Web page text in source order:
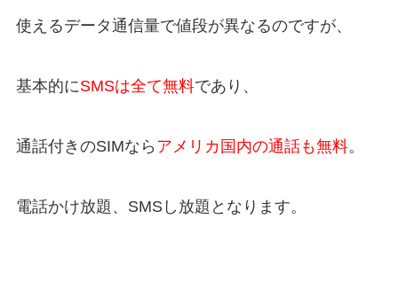
使えるデータ通信量で値段が異なるのですが、
基本的にSMSは全て無料であり、
通話付きのSIMなら アメリカ国内の通話も無料。
電話かけ放題、SMSし放題となります。